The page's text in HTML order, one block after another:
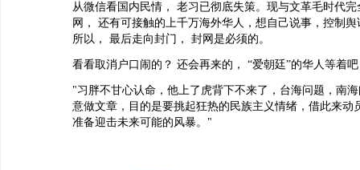
从微信看国内民情， 老习已彻底失策。现与文革毛时代
网， 还有可接触的上千万海外华人，想自己说事，控制
所以， 最后走向封门， 封网是必须的。
看看取消户口闹的？ 还会再来的， “爱朝廷”的华人等着
"习胖不甘心认命，他上了虎背下不来了，台海问题，南
意做文章，目的是要挑起狂热的民族主义情绪，借此来动
准备迎击未来可能的风暴。"